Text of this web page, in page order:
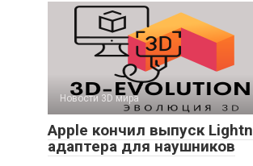
Новости 3D мира
Apple кончил выпуск
адаптера для наушников